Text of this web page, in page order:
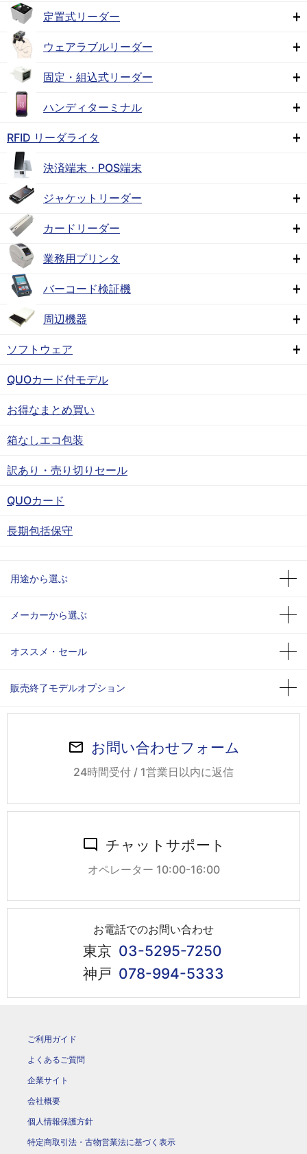
定置式リーダー
ウェアラブルリーダー
固定・組込式リーダー
ハンディターミナル
RFID リーダライタ
決済端末・POS端末
ジャケットリーダー
カードリーダー
業務用プリンタ
バーコード検証機
周辺機器
ソフトウェア
QUOカード付モデル
お得なまとめ買い
箱なしエコ包装
訳あり・売り切りセール
QUOカード
長期包括保守
用途から選ぶ
メーカーから選ぶ
オススメ・セール
販売終了モデルオプション
お問い合わせフォーム
24時間受付 / 1営業日以内に返信
チャットサポート
オペレーター 10:00-16:00
お電話でのお問い合わせ
東京 03-5295-7250
神戸 078-994-5333
ご利用ガイド
よくあるご質問
企業サイト
会社概要
個人情報保護方針
特定商取引法・古物営業法に基づく表示